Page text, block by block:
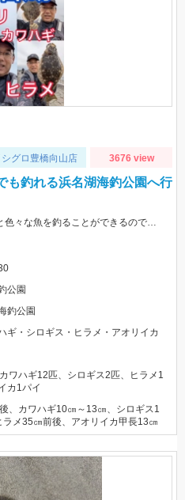
シグロ豊橋向山店 3676 view
釣れる浜名湖海釣公園へ行
サビキ、ちょい投げ、泳がせ・・・と色々な魚を釣ることができるので仕掛けも何種類か用意していけば楽しむことができますよ！
公園
釣公園
ギ・シロギス・ヒラメ・アオリイカ
ワハギ12匹、シロギス2匹、ヒラメ1
カ1パイ
、カワハギ10㎝～13㎝、シロギス1
ラメ35㎝前後、アオリイカ甲長13㎝